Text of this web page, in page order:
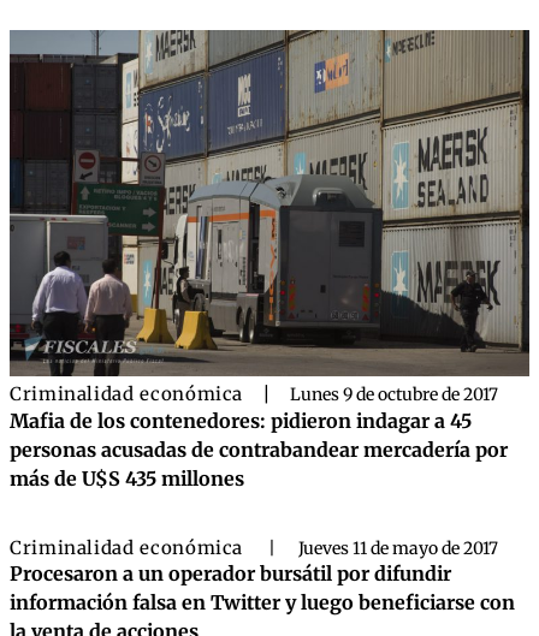
Criminalidad económica Lunes 9 de octubre de 2017
Mafia de los contenedores: pidieron indagar a 45
personas acusadas de contrabandear mercadería por
más de U$S 435 millones
Criminalidad económica Jueves 11 de mayo de 2017
Procesaron a un operador bursátil por difundir
información falsa en Twitter y luego beneficiarse con
la venta de acciones